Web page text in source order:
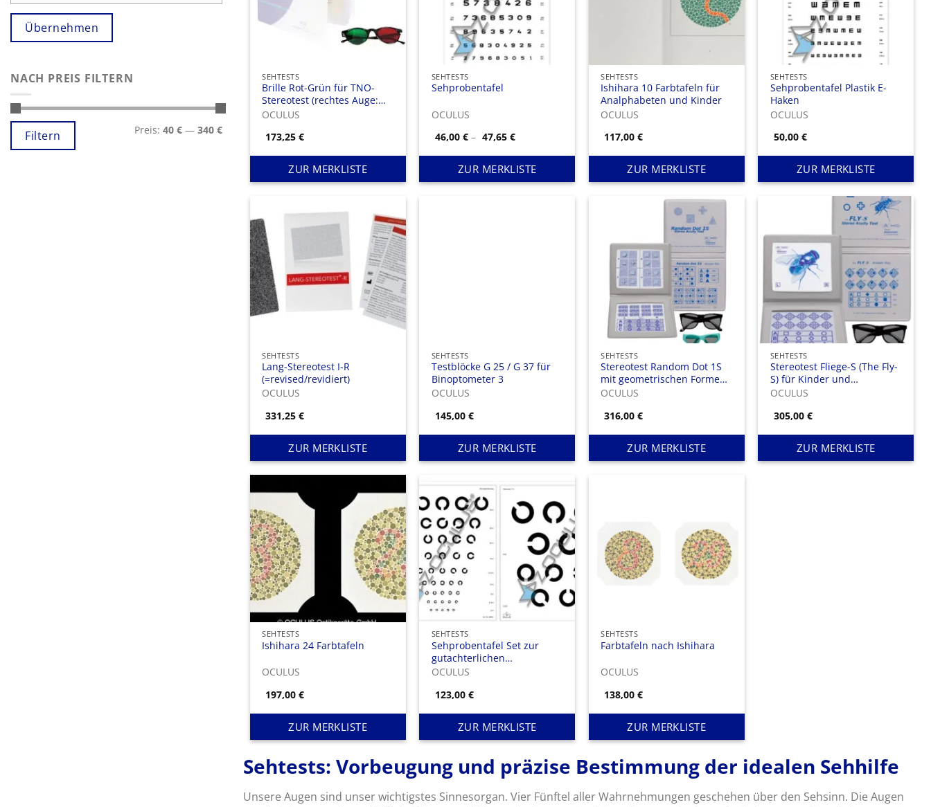
Übernehmen
NACH PREIS FILTERN
Min.
Preis
Max.
PreisFiltern Preis: 40 € — 340 €
SEHTESTS
Brille Rot-Grün für TNO-
Stereotest (rechtes Auge:
grün, linkes Auge: rot)
OCULUS
173,25€
ZUR MERKLISTE
SEHTESTS
Sehprobentafel
OCULUS
46,00 € – 47,65 €Preisspanne:
bis
47,65 €
ZUR MERKLISTE
SEHTESTS
Ishihara 10 Farbtafeln für
Analphabeten und Kinder
OCULUS
117,00€
ZUR MERKLISTE
SEHTESTS
Sehprobentafel Plastik E-
Haken
OCULUS
50,00 €
ZUR MERKLISTE
SEHTESTS
Lang-Stereotest I-R
(=revised/revidiert)
OCULUS
331,25€
ZUR MERKLISTE
SEHTESTS
Testblöcke G 25 / G 37 für
Binoptometer 3
OCULUS
145,00 €
ZUR MERKLISTE
SEHTESTS
Stereotest Random Dot 1S
mit geometrischen Formen,
Buchformat
OCULUS
316,00€
ZUR MERKLISTE
SEHTESTS
Stereotest Fliege-S (The Fly-
S) für Kinder und
Erwachsene
OCULUS
305,00 €
ZUR MERKLISTE
SEHTESTS
Ishihara 24 Farbtafeln
OCULUS
197,00€
ZUR MERKLISTE
SEHTESTS
Sehprobentafel Set zur
gutachterlichen
Sehschärfebestimmung
OCULUS
123,00 €
ZUR MERKLISTE
SEHTESTS
Farbtafeln nach Ishihara
OCULUS
138,00€
ZUR MERKLISTE
Sehtests: Vorbeugung und präzise Bestimmung der idealen Sehhilfe
Unsere Augen sind unser wichtigstes Sinnesorgan. Vier Fünftel aller Wahrnehmungen geschehen über den Sehsinn. Die Augen